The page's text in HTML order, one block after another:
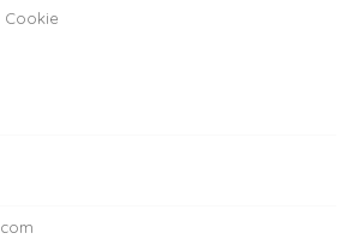
Cookie